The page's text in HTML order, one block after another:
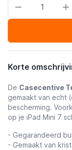
Korte
De Casecentive
gemaakt van echt
bescherming.
op je iPad Mini 7
- Gegarandeerd
- Gemaakt van